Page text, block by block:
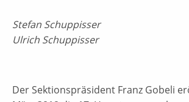
Stefan Schuppisser
Ulrich Schuppisser
Der Sektionspräsident Franz Gobeli